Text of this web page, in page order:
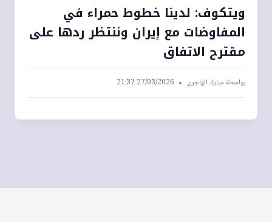
ويتكوف: لدينا خطوط حمراء في
المفاوضات مع إيران وننتظر ردها على
مقترح الاتفاق
بواسطةمبارك الهاجري 27/03/2026 21:37